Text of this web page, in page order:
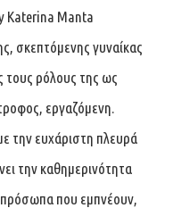
Katerina Manta
σκεπτόμενης γυναίκας
τους ρόλους της ως
εργαζόμενη.
την ευχάριστη πλευρά
την καθημερινότητα
πρόσωπα που εμπνέουν,